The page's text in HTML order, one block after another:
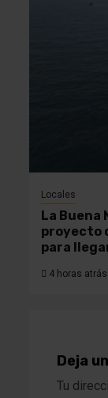
Locales
La Buena
proyecto
para
4 horas atrás
Deja
Tu